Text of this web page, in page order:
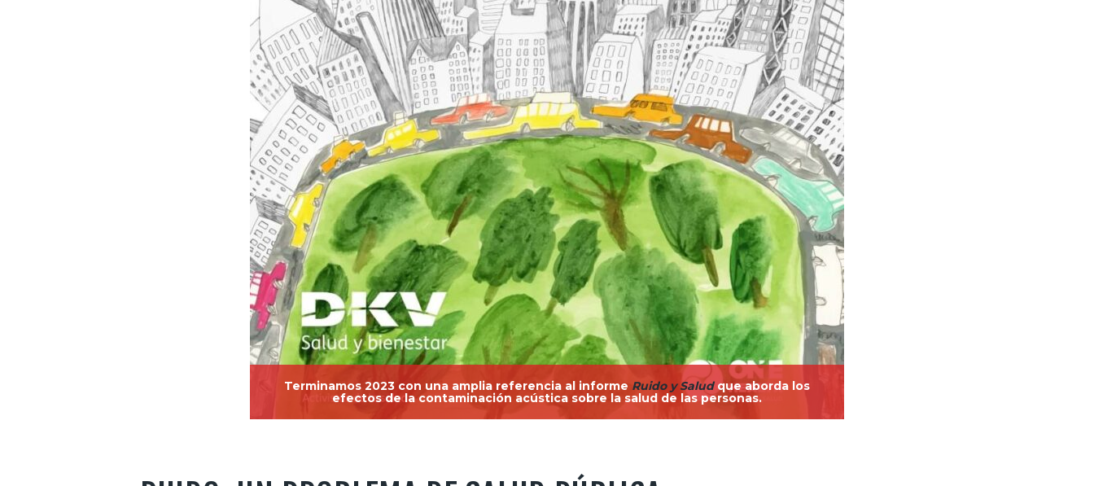
Terminamos 2023 con una amplia referencia al informe Ruido y Salud que aborda los
efectos de la contaminación acústica sobre la salud de las personas.